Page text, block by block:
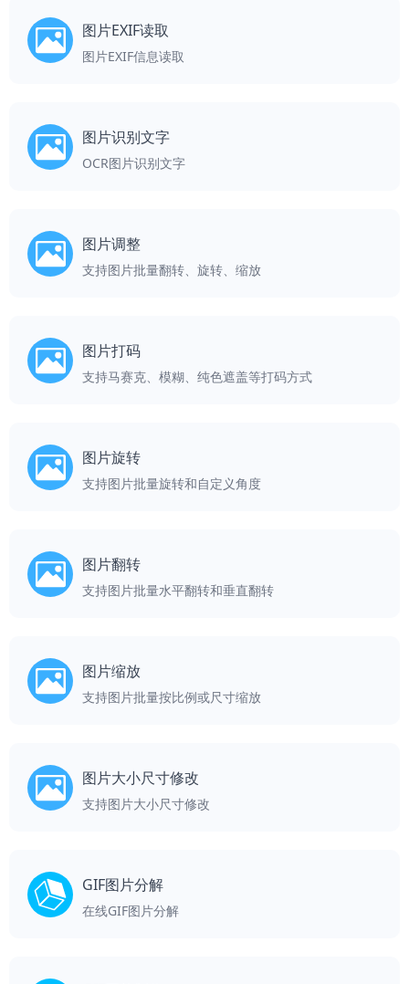
图片EXIF读取
图片EXIF信息读取
图片识别文字
OCR图片识别文字
图片调整
支持图片批量翻转、旋转、缩放
图片打码
支持马赛克、模糊、纯色遮盖等打码方式
图片旋转
支持图片批量旋转和自定义角度
图片翻转
支持图片批量水平翻转和垂直翻转
图片缩放
支持图片批量按比例或尺寸缩放
图片大小尺寸修改
支持图片大小尺寸修改
GIF图片分解
在线GIF图片分解